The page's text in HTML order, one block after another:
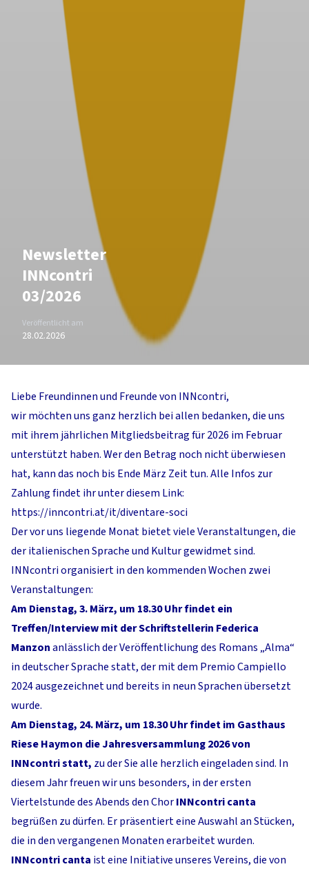
Newsletter
INNcontri
03/2026
Veröffentlicht am
28.02.2026
Liebe Freundinnen und Freunde von INNcontri,
wir möchten uns ganz herzlich bei allen bedanken, die uns
mit ihrem jährlichen Mitgliedsbeitrag für 2026 im Februar
unterstützt haben. Wer den Betrag noch nicht überwiesen
hat, kann das noch bis Ende März Zeit tun. Alle Infos zur
Zahlung findet ihr unter diesem Link:
https://inncontri.at/it/diventare-soci
Der vor uns liegende Monat bietet viele Veranstaltungen, die
der italienischen Sprache und Kultur gewidmet sind.
INNcontri organisiert in den kommenden Wochen zwei
Veranstaltungen:
Am Dienstag, 3. März, um 18.30 Uhr findet ein
Treffen/Interview mit der Schriftstellerin Federica
Manzonanlässlich der Veröffentlichung des Romans „Alma“
in deutscher Sprache statt, der mit dem Premio Campiello
2024 ausgezeichnet und bereits in neun Sprachen übersetzt
wurde.
Am Dienstag, 24. März, um 18.30 Uhr findet im Gasthaus
Riese Haymon die Jahresversammlung 2026 von
INNcontri statt, zu der Sie alle herzlich eingeladen sind. In
diesem Jahr freuen wir uns besonders, in der ersten
Viertelstunde des Abends den ChorINNcontri canta
begrüßen zu dürfen. Er präsentiert eine Auswahl an Stücken,
die in den vergangenen Monaten erarbeitet wurden.
INNcontri canta ist eine Initiative unseres Vereins, die von